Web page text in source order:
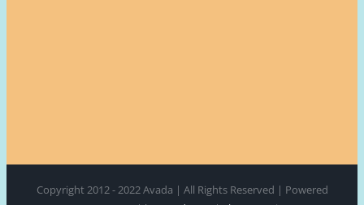
Copyright 2012 - 2022 Avada | All Rights Reserved |